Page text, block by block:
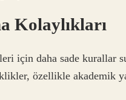
Kolaylıkları
için daha sade kurallar
özellikle akademik